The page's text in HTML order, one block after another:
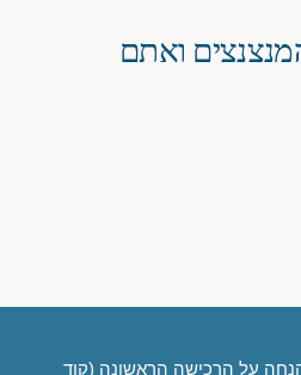
ואתם
לניוזלטר וקבלו 5% הנחה על הרכישה הראשונה (קוד